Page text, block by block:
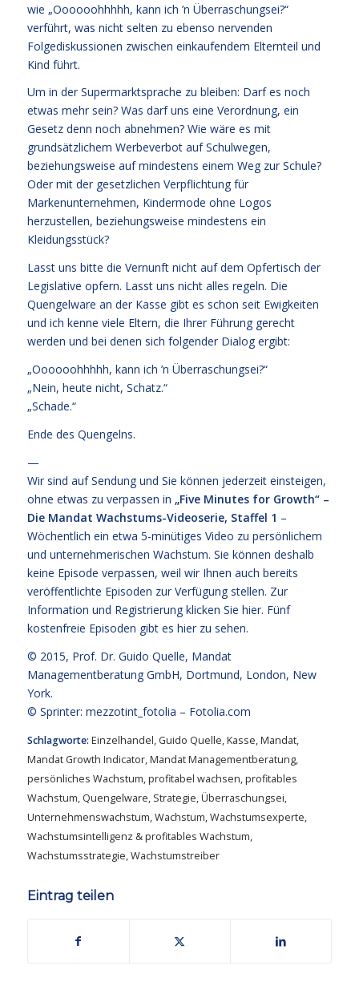
wie „Oooooohhhhh, kann ich ’n Überraschungsei?“
verführt, was nicht selten zu ebenso nervenden
Folgediskussionen zwischen einkaufendem Elternteil und
Kind führt.
Um in der Supermarktsprache zu bleiben: Darf es noch
etwas mehr sein? Was darf uns eine Verordnung, ein
Gesetz denn noch abnehmen? Wie wäre es mit
grundsätzlichem Werbeverbot auf Schulwegen,
beziehungsweise auf mindestens einem Weg zur Schule?
Oder mit der gesetzlichen Verpflichtung für
Markenunternehmen, Kindermode ohne Logos
herzustellen, beziehungsweise mindestens ein
Kleidungsstück?
Lasst uns bitte die Vernunft nicht auf dem Opfertisch der
Legislative opfern. Lasst uns nicht alles regeln. Die
Quengelware an der Kasse gibt es schon seit Ewigkeiten
und ich kenne viele Eltern, die Ihrer Führung gerecht
werden und bei denen sich folgender Dialog ergibt:
„Oooooohhhhh, kann ich ’n Überraschungsei?“
„Nein, heute nicht, Schatz.“
„Schade.“
Ende des Quengelns.
—
Wir sind auf Sendung und Sie können jederzeit einsteigen,
ohne etwas zu verpassen in „Five Minutes for Growth“ –
Die Mandat Wachstums-Videoserie, Staffel 1 –
Wöchentlich ein etwa 5-minütiges Video zu persönlichem
und unternehmerischen Wachstum. Sie können deshalb
keine Episode verpassen, weil wir Ihnen auch bereits
veröffentlichte Episoden zur Verfügung stellen. Zur
Information und Registrierung klicken Sie hier. Fünf
kostenfreie Episoden gibt es hier zu sehen.
© 2015, Prof. Dr. Guido Quelle, Mandat
Managementberatung GmbH, Dortmund, London, New
York.
© Sprinter: mezzotint_fotolia – Fotolia.com
Schlagworte: Einzelhandel, Guido Quelle,Kasse,Mandat,
Mandat Growth Indicator,Mandat Managementberatung,
persönliches Wachstum,profitabel wachsen,profitables
Wachstum, Quengelware, Strategie,Überraschungsei,
Unternehmenswachstum,Wachstum,Wachstumsexperte,
Wachstumsintelligenz & profitables Wachstum,
Wachstumsstrategie,Wachstumstreiber
Eintrag teilen